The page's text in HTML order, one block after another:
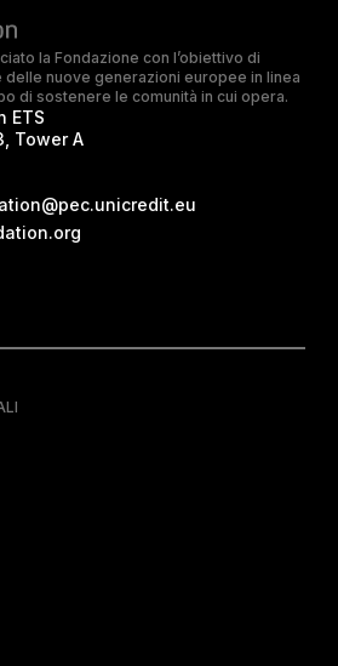
la Fondazione con l’obiettivo di
nuove generazioni europee in linea
di sostenere le comunità in cui opera.
ETS
Tower A